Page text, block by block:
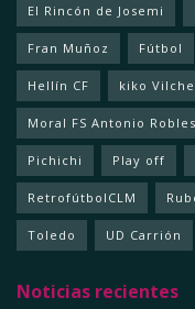
El Rincón de Josemi
Fran Muñoz Fútbol
Hellín CF kiko
Moral FS Antonio Robles
Pichichi Play off
RetrofútbolCLM
Toledo UD Carrión
Noticias recientes